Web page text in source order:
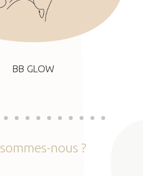
BB GLOW
sommes-nous ?